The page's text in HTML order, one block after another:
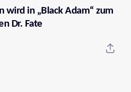
wird in „Black Adam“ zum
Dr. Fate